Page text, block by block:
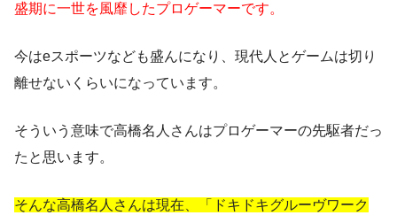
盛期に一世を風靡したプロゲーマーです。
今はeスポーツなども盛んになり、現代人とゲームは切り
離せないくらいになっています。
そういう意味で高橋名人さんはプロゲーマーの先駆者だっ
たと思います。
そんな高橋名人さんは現在、「ドキドキグルーヴワーク